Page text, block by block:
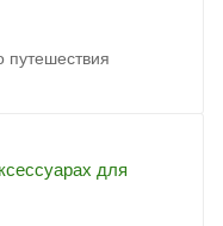
путешествия